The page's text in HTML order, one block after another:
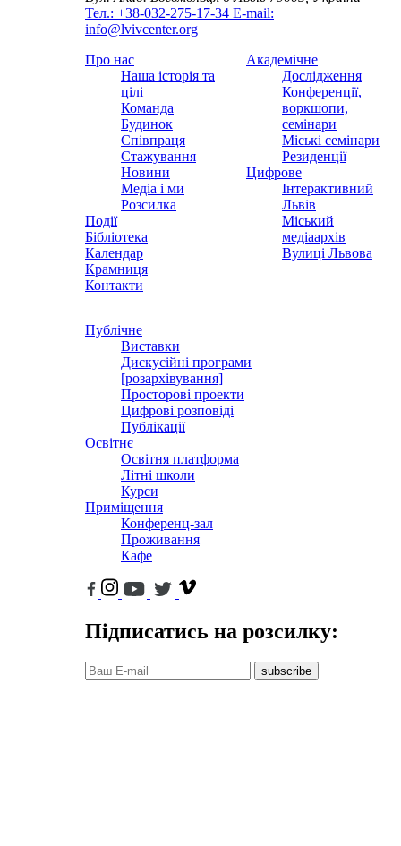
Тел.: +38-032-275-17-34 E-mail:
info@lvivcenter.org
Про нас
Наша історія та
цілі
Команда
Будинок
Співпраця
Стажування
Новини
Медіа і ми
Розсилка
Події
Бібліотека
Календар
Крамниця
Контакти
Академічне
Дослідження
Конференції,
воркшопи,
семінари
Міські семінари
Резиденції
Цифрове
Інтерактивний
Львів
Міський
медіаархів
Вулиці Львова
Публічне
Виставки
Дискусійні програми
[розархівування]
Просторові проекти
Цифрові розповіді
Публікації
Освітнє
Освітня платформа
Літні школи
Курси
Приміщення
Конференц-зал
Проживання
Кафе
Підписатись на розсилку:
subscribe